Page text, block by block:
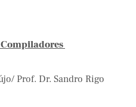
Prof. Dr. Sandro Rigo